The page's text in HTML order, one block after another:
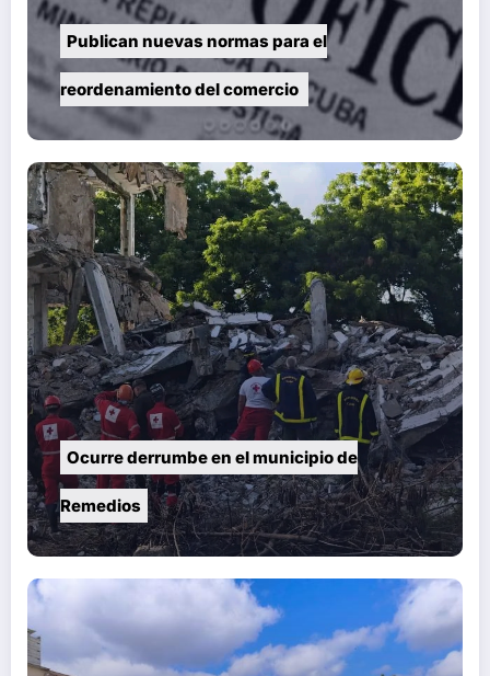
Publican nuevas normas para el
reordenamiento del comercio
Ocurre derrumbe en el municipio de
Remedios